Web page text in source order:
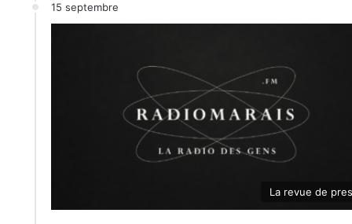
15 septembre
La revue de